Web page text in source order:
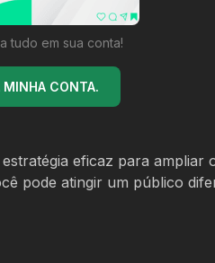
tudo em sua conta!
MINHA CONTA.
eficaz para ampliar
pode atingir um público